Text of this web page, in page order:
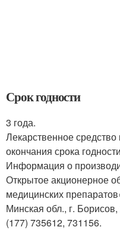
Срок годности
3 года.
Лекарственное
окончания срока
Информация о
Открытое акционерное
медицинских
Минская обл., г.
(177) 735612, 731156.